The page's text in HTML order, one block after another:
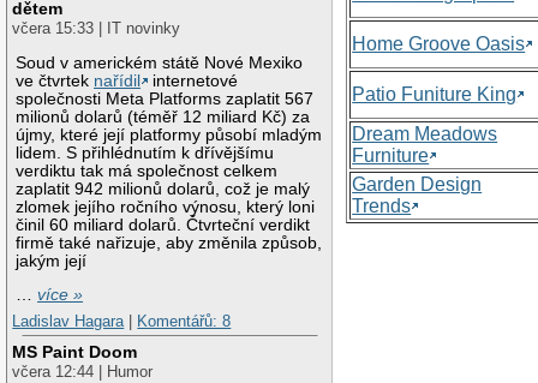
dětem
včera 15:33 | IT novinky
Soud v americkém státě Nové Mexiko
ve čtvrtek nařídil
internetové
společnosti Meta Platforms zaplatit 567
milionů dolarů (téměř 12 miliard Kč) za
újmy, které její platformy působí mladým
lidem. S přihlédnutím k dřívějšímu
verdiktu tak má společnost celkem
zaplatit 942 milionů dolarů, což je malý
zlomek jejího ročního výnosu, který loni
činil 60 miliard dolarů. Čtvrteční verdikt
firmě také nařizuje, aby změnila způsob,
jakým její
…více »
Ladislav Hagara
Komentářů: 8
MS Paint Doom
včera 12:44 | Humor
Home Groove Oasis
Patio Funiture King
Dream Meadows
Furniture
Garden Design
Trends